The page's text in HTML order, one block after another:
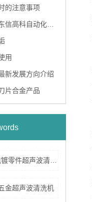
的注意事项
司2022年迎春晚会圆满举行
用
新发展方向介绍
片合金产品
电镀零件超声波清洗机
金超声波清洗机